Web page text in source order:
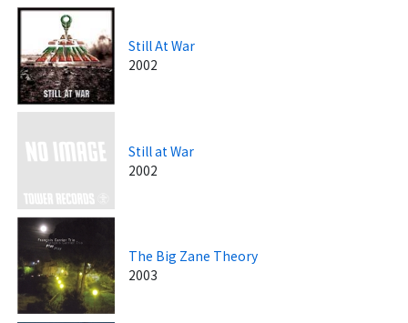
Still At War
2002
Still at War
2002
The Big Zane Theory
2003